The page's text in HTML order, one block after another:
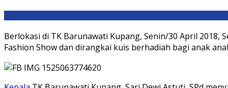
Berlokasi di TK Barunawati Kupang, Senin/30 April
Fashion Show dan dirangkai kuis berhadiah bagi anak